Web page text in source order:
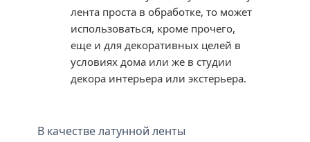
лента проста в обработке, то может
использоваться, кроме прочего,
еще и для декоративных целей в
условиях дома или же в студии
декора интерьера или экстерьера.
В качестве латунной ленты